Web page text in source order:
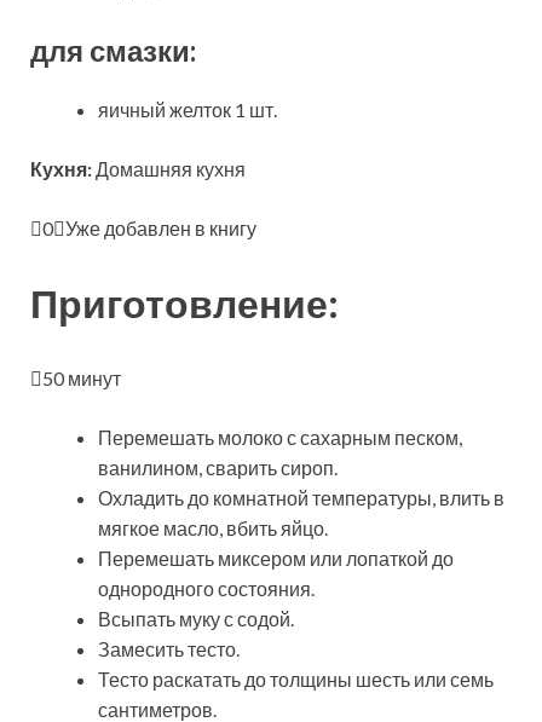
для смазки:
яичный желток 1 шт.
Кухня:Домашняя кухня
0 Уже добавлен в книгу
Приготовление:
50 минут
Перемешать молоко с сахарным песком,
ванилином, сварить сироп.
Охладить до комнатной температуры, влить в
мягкое масло, вбить яйцо.
Перемешать миксером или лопаткой до
однородного состояния.
Всыпать муку с содой.
Замесить тесто.
Тесто раскатать до толщины шесть или семь
сантиметров.